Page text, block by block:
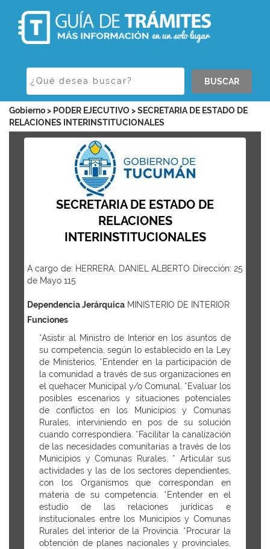
BUSCAR
Gobierno > PODER EJECUTIVO > SECRETARIA DE ESTADO DE
RELACIONES INTERINSTITUCIONALES
SECRETARIA DE ESTADO DE
RELACIONES
INTERINSTITUCIONALES
A cargo de: HERRERA, DANIEL ALBERTO Dirección: 25
de Mayo 115
Dependencia Jerárquica MINISTERIO DE INTERIOR
Funciones
*Asistir al Ministro de Interior en los asuntos de
su competencia, según lo establecido en la Ley
de Ministerios. *Entender en la participación de
la comunidad a través de sus organizaciones en
el quehacer Municipal y/o Comunal. *Evaluar los
posibles escenarios y situaciones potenciales
de conflictos en los Municipios y Comunas
Rurales, interviniendo en pos de su solución
cuando correspondiera. *Facilitar la canalización
de las necesidades comunitarias a través de los
Municipios y Comunas Rurales. * Articular sus
actividades y las de los sectores dependientes,
con los Organismos que correspondan en
materia de su competencia. *Entender en el
estudio de las relaciones jurídicas e
institucionales entre los Municipios y Comunas
Rurales del interior de la Provincia. *Procurar la
obtención de planes nacionales y provinciales,